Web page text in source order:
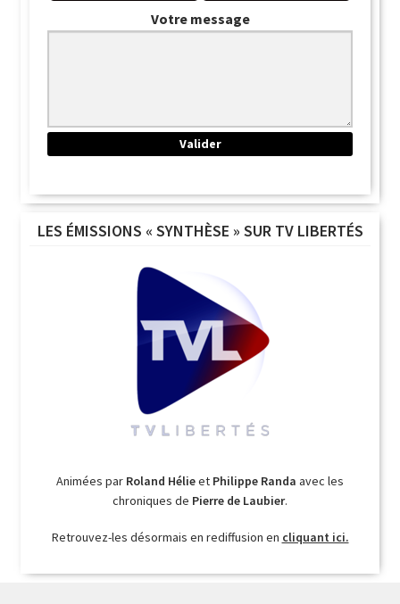
Votre message
LES ÉMISSIONS « SYNTHÈSE » SUR TV LIBERTÉS
Animées par Roland Hélieet Philippe Randa avec les
chroniques de Pierre de Laubier.
Retrouvez-les désormais en rediffusion en cliquant ici.